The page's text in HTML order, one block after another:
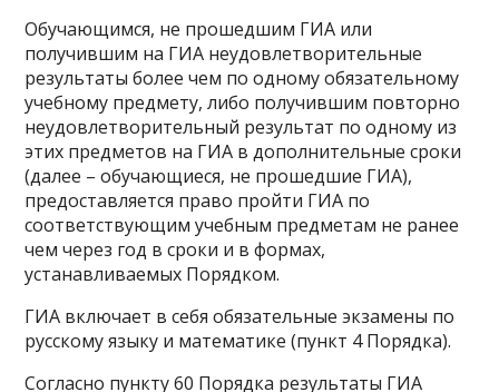
Обучающимся, не прошедшим ГИА или
получившим на ГИА неудовлетворительные
результаты более чем по одному обязательному
учебному предмету, либо получившим повторно
неудовлетворительный результат по одному из
этих предметов на ГИА в дополнительные сроки
(далее – обучающиеся, не прошедшие ГИА),
предоставляется право пройти ГИА по
соответствующим учебным предметам не ранее
чем через год в сроки и в формах,
устанавливаемых Порядком.
ГИА включает в себя обязательные экзамены по
русскому языку и математике (пункт 4 Порядка).
Согласно пункту 60 Порядка результаты ГИА